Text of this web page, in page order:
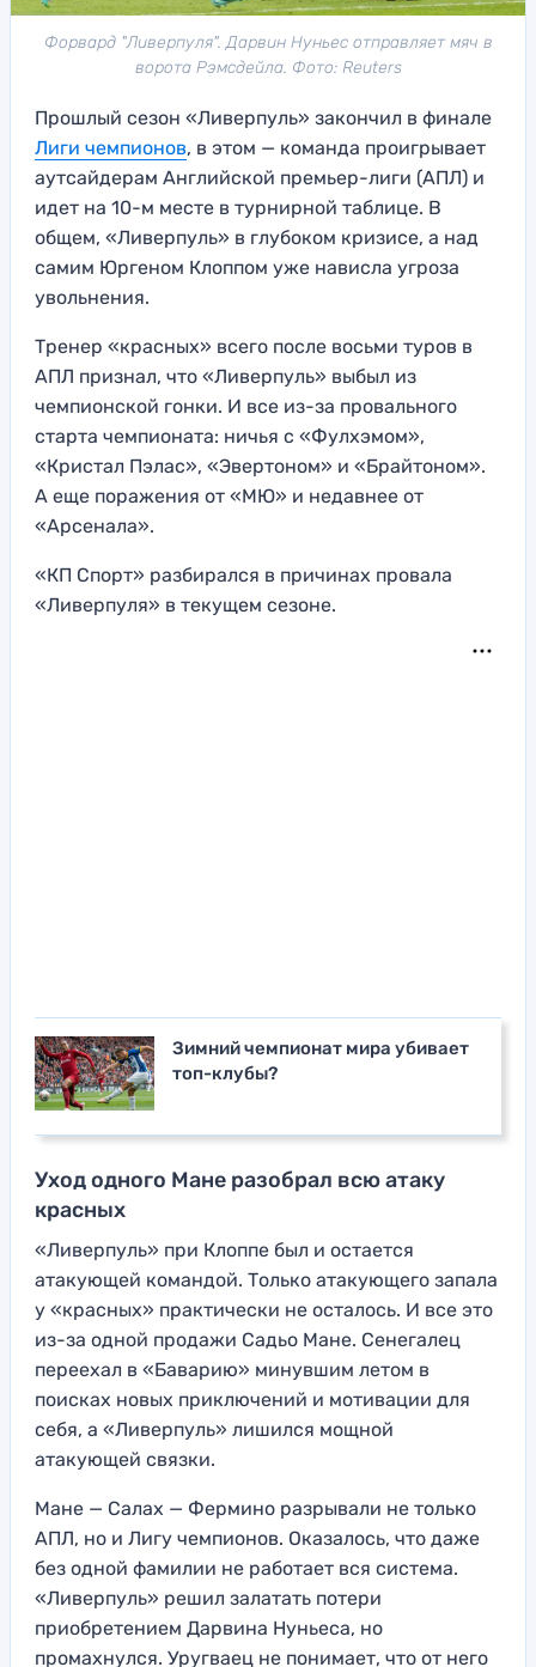
Форвард "Ливерпуля". Дарвин Нуньес отправляет мяч в
ворота Рэмсдейла. Фото: Reuters
Прошлый сезон «Ливерпуль» закончил в финале
Лиги чемпионов, в этом — команда проигрывает
аутсайдерам Английской премьер-лиги (АПЛ) и
идет на 10-м месте в турнирной таблице. В
общем, «Ливерпуль» в глубоком кризисе, а над
самим Юргеном Клоппом уже нависла угроза
увольнения.
Тренер «красных» всего после восьми туров в
АПЛ признал, что «Ливерпуль» выбыл из
чемпионской гонки. И все из-за провального
старта чемпионата: ничья с «Фулхэмом»,
«Кристал Пэлас», «Эвертоном» и «Брайтоном».
А еще поражения от «МЮ» и недавнее от
«Арсенала».
«КП Спорт» разбирался в причинах провала
«Ливерпуля» в текущем сезоне.
Зимний чемпионат мира убивает
топ-клубы?
Уход одного Мане разобрал всю атаку
красных
«Ливерпуль» при Клоппе был и остается
атакующей командой. Только атакующего запала
у «красных» практически не осталось. И все это
из-за одной продажи Садьо Мане. Сенегалец
переехал в «Баварию» минувшим летом в
поисках новых приключений и мотивации для
себя, а «Ливерпуль» лишился мощной
атакующей связки.
Мане — Салах — Фермино разрывали не только
АПЛ, но и Лигу чемпионов. Оказалось, что даже
без одной фамилии не работает вся система.
«Ливерпуль» решил залатать потери
приобретением Дарвина Нуньеса, но
промахнулся. Уругваец не понимает, что от него